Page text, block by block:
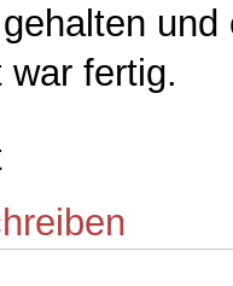
und
fertig.